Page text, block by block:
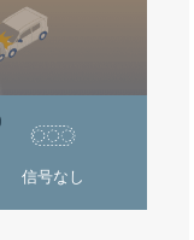
信号なし